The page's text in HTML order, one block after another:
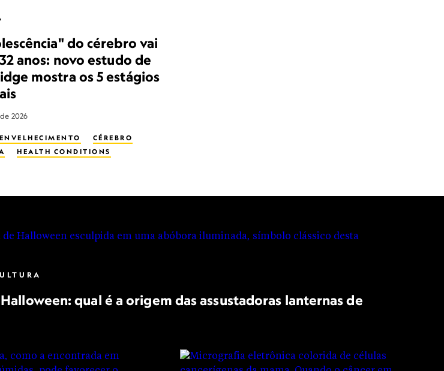
do cérebro vai
anos: novo estudo de
mostra os 5 estágios
2026
ENVELHECIMENTO
CÉREBRO
HEALTH CONDITIONS
qual é a origem das assustadoras lanternas de